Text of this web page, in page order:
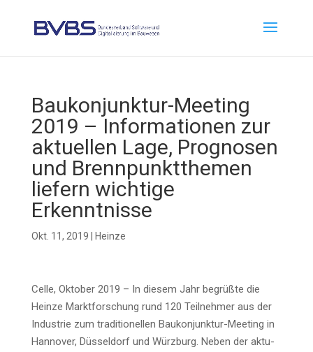
Bau­kon­junk­tur-Mee­ting
2019 – Infor­ma­tio­nen zur
aktu­el­len Lage, Pro­gno­sen
und Brenn­punkt­the­men
lie­fern wich­ti­ge
Erkenntnisse
Okt. 11, 2019 Heinze
Cel­le, Okto­ber 2019 – In die­sem Jahr begrüß­te die
Hein­ze Markt­for­schung rund 120 Teil­neh­mer aus der
Indus­trie zum tra­di­tio­nel­len Bau­kon­junk­tur-Mee­ting in
Han­no­ver, Düs­sel­dorf und Würz­burg. Neben der aktu­